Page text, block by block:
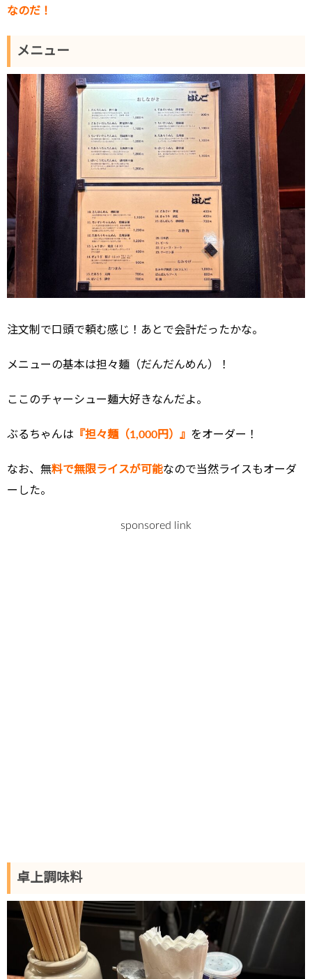
なのだ！
メニュー
注文制で口頭で頼む感じ！あとで会計だったかな。
メニューの基本は担々麺（だんだんめん）！
ここのチャーシュー麺大好きなんだよ。
ぶるちゃんは 『担々麺（1,000円）』 をオーダー！
なお、無料で無限ライスが可能なので当然ライスもオーダ
ーした。
sponsored link
卓上調味料